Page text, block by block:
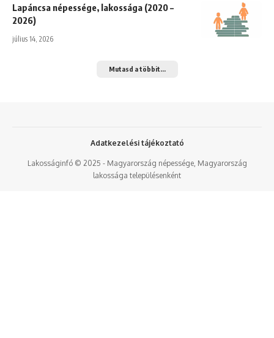
Lapáncsa népessége, lakossága (2020 –
2026)
július 14, 2026
Mutasd a többit...
Lakosságinfó © 2025 - Magyarország népessége, Magyarország
lakossága településenként
Adatkezelési tájékoztató